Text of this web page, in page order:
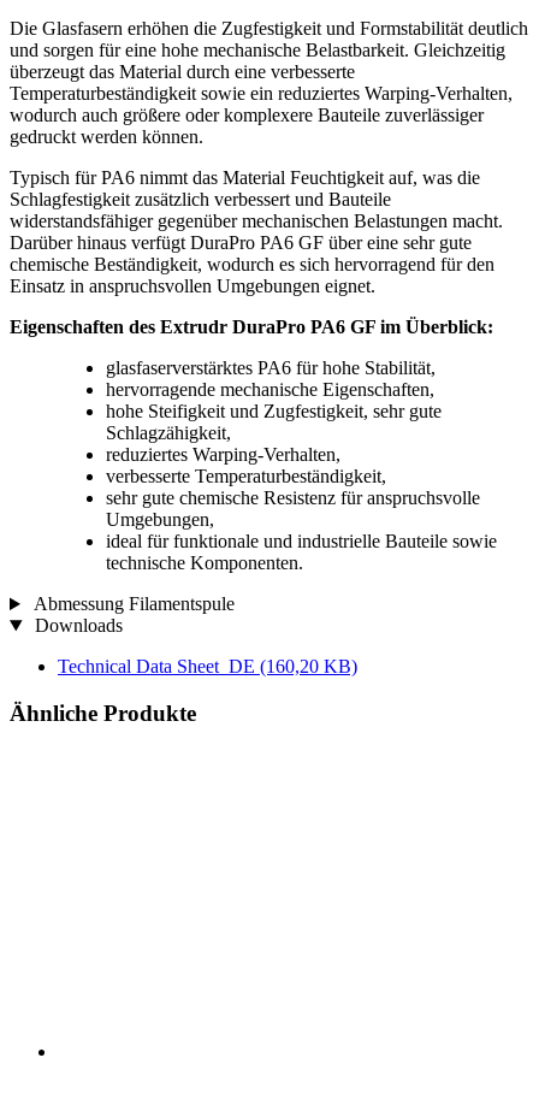
Die Glasfasern erhöhen die Zugfestigkeit und Formstabilität deutlich
und sorgen für eine hohe mechanische Belastbarkeit. Gleichzeitig
überzeugt das Material durch eine verbesserte
Temperaturbeständigkeit sowie ein reduziertes Warping-Verhalten,
wodurch auch größere oder komplexere Bauteile zuverlässiger
gedruckt werden können.
Typisch für PA6 nimmt das Material Feuchtigkeit auf, was die
Schlagfestigkeit zusätzlich verbessert und Bauteile
widerstandsfähiger gegenüber mechanischen Belastungen macht.
Darüber hinaus verfügt DuraPro PA6 GF über eine sehr gute
chemische Beständigkeit, wodurch es sich hervorragend für den
Einsatz in anspruchsvollen Umgebungen eignet.
Eigenschaften des Extrudr DuraPro PA6 GF im Überblick:
glasfaserverstärktes PA6 für hohe Stabilität,
hervorragende mechanische Eigenschaften,
hohe Steifigkeit und Zugfestigkeit, sehr gute
Schlagzähigkeit,
reduziertes Warping-Verhalten,
verbesserte Temperaturbeständigkeit,
sehr gute chemische Resistenz für anspruchsvolle
Umgebungen,
ideal für funktionale und industrielle Bauteile sowie
technische Komponenten.
Abmessung Filamentspule
Downloads
Technical Data Sheet_DE (160,20 KB)
Ähnliche Produkte